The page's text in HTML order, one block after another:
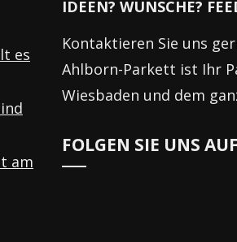
es
am
IDEEN? WÜNSCHE?
Kontaktieren Sie uns
Ahlborn-Parkett ist Ihr
Wiesbaden und dem
FOLGEN SIE UNS